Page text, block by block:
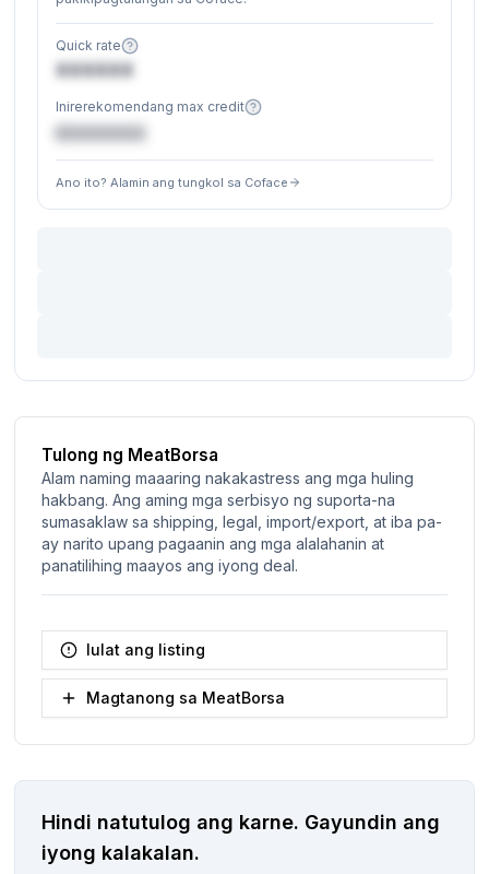
Quick rate
XXXXXX
Inirerekomendang max credit
€XXXXXX
Ano ito? Alamin ang tungkol sa Coface
Tulong ng MeatBorsa
Alam naming maaaring nakakastress ang mga huling
hakbang. Ang aming mga serbisyo ng suporta-na
sumasaklaw sa shipping, legal, import/export, at iba pa-
ay narito upang pagaanin ang mga alalahanin at
panatilihing maayos ang iyong deal.
Iulat ang listing
Magtanong sa MeatBorsa
Hindi natutulog ang karne. Gayundin ang
iyong kalakalan.